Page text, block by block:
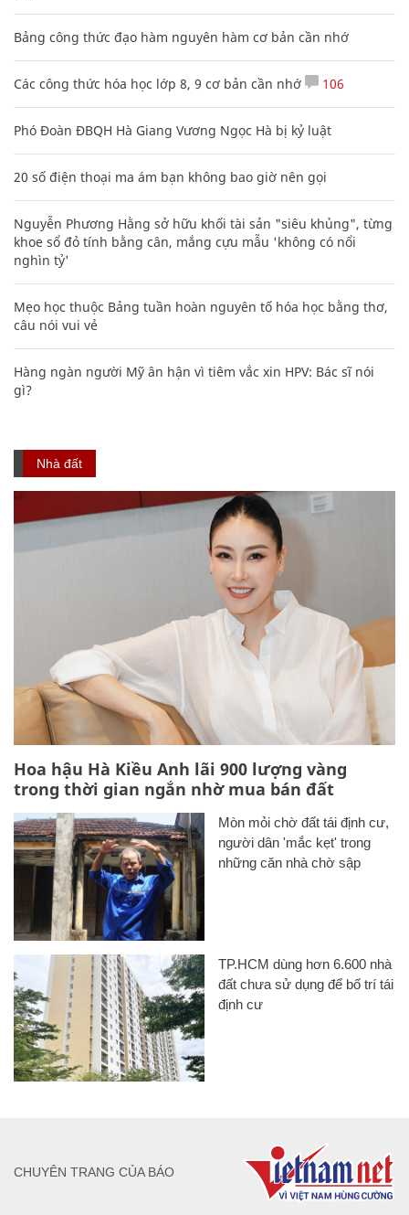
Bảng công thức đạo hàm nguyên hàm cơ bản cần nhớ
Các công thức hóa học lớp 8, 9 cơ bản cần nhớ 106
Phó Đoàn ĐBQH Hà Giang Vương Ngọc Hà bị kỷ luật
20 số điện thoại ma ám bạn không bao giờ nên gọi
Nguyễn Phương Hằng sở hữu khối tài sản "siêu khủng", từng
khoe sổ đỏ tính bằng cân, mắng cựu mẫu 'không có nổi
nghìn tỷ'
Mẹo học thuộc Bảng tuần hoàn nguyên tố hóa học bằng thơ,
câu nói vui vẻ
Hàng ngàn người Mỹ ân hận vì tiêm vắc xin HPV: Bác sĩ nói
gì?
Nhà đất
Hoa hậu Hà Kiều Anh lãi 900 lượng vàng
trong thời gian ngắn nhờ mua bán đất
Mòn mỏi chờ đất tái định cư,
người dân 'mắc kẹt' trong
những căn nhà chờ sập
TP.HCM dùng hơn 6.600 nhà
đất chưa sử dụng để bố trí tái
định cư
CHUYÊN TRANG CỦA BÁO